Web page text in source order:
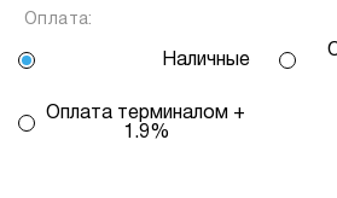
Оплата:
Наличные
Оплата терминалом +
1.9%
ЧАСТИНАМИ.
Якщо сума доступного ліміту в